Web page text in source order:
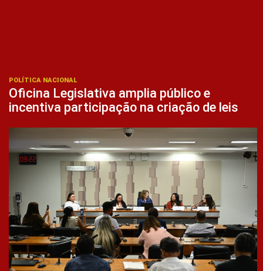
POLÍTICA NACIONAL
Oficina Legislativa amplia público e
incentiva participação na criação de leis